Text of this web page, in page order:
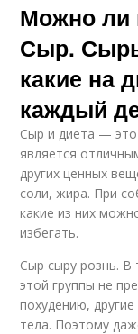
Можно ли
Сыр.
какие на
каждый
Сыр и диета —
является
других ценных
соли, жира. При
какие из них
избегать.
Сыр сыру рознь. В
этой группы не
похудению,
тела. Поэтому